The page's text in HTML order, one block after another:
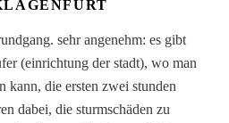
sehr angenehm: es gibt
(einrichtung der stadt), wo man
kann, die ersten zwei stunden
dabei, die sturmschäden zu